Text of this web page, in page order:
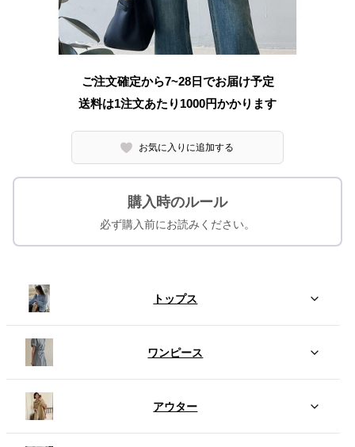
ご注文確定から7~28日でお届け予定
送料は1注文あたり 1000円かかります
お気に入りに追加する
購入時のルール
必ず購入前にお読みください。
トップス
ワンピース
アウター